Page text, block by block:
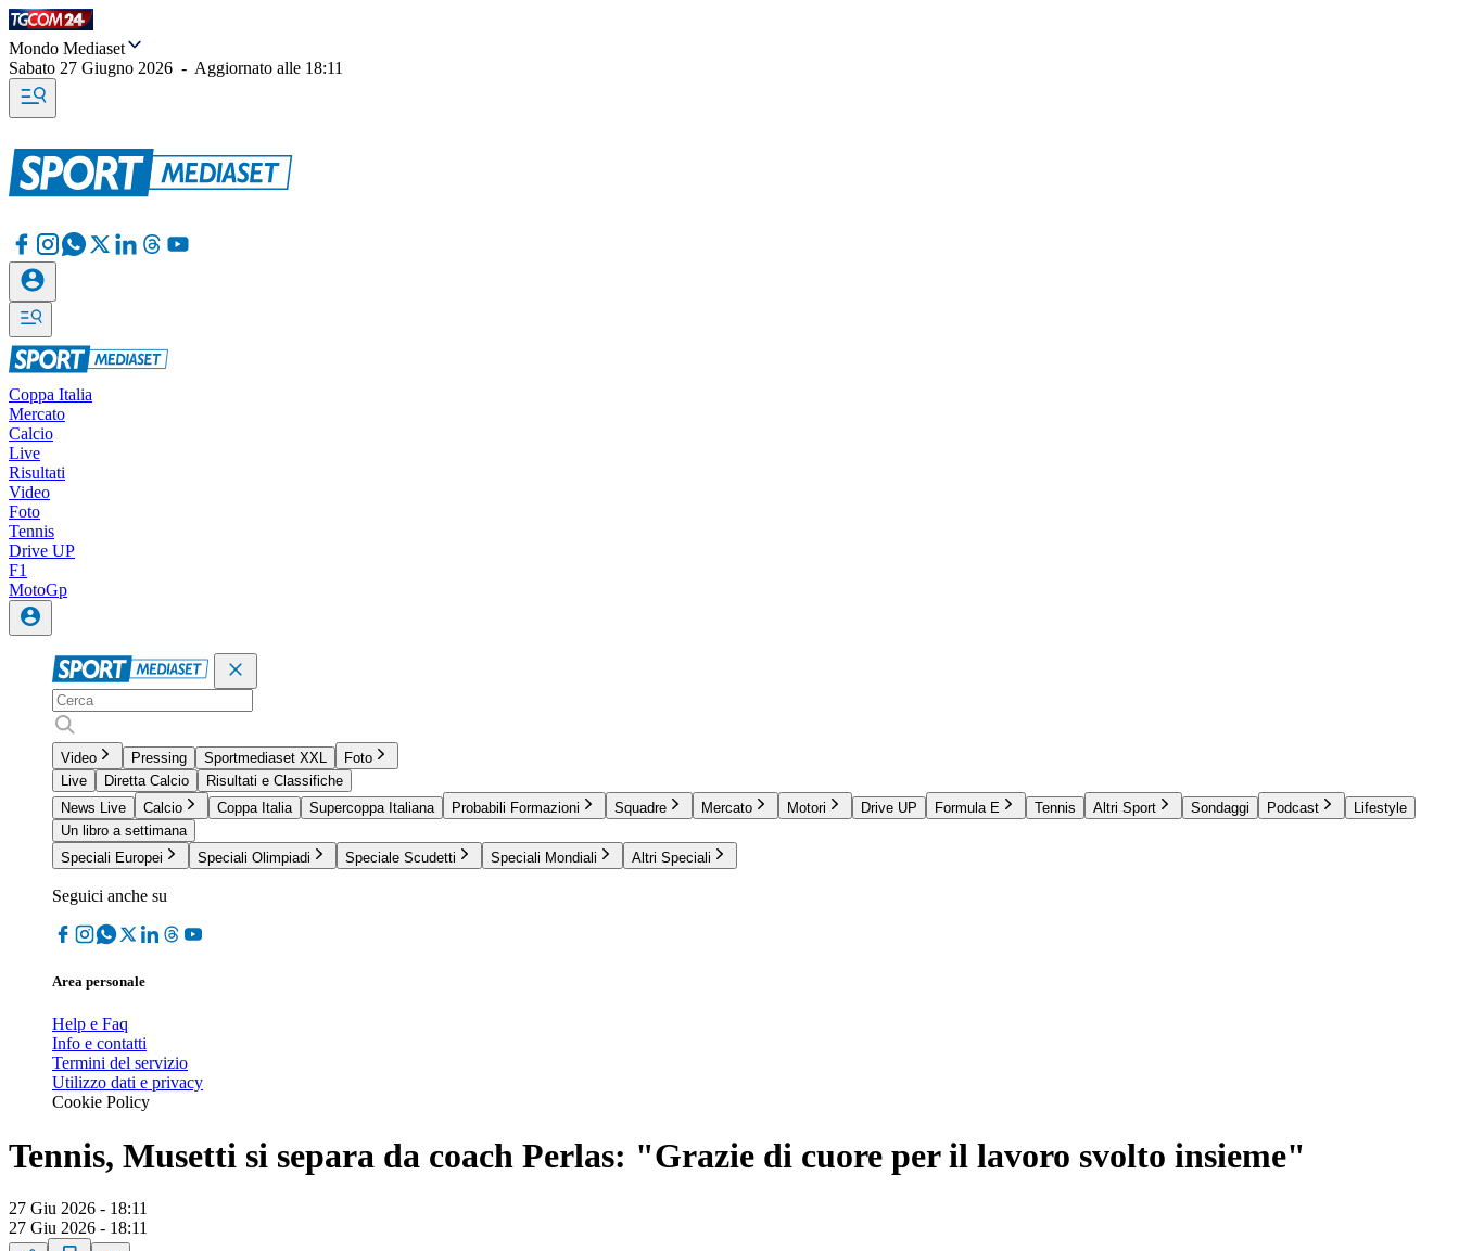
Mondo Mediaset
Sabato 27 Giugno 2026 - Aggiornato alle 18:11
Coppa Italia
Mercato
Calcio
Live
Risultati
Video
Foto
Tennis
Drive UP
F1
MotoGp
Video Pressing Sportmediaset XXL
Foto
Live
Diretta Calcio
Risultati e Classifiche
News Live
Calcio Coppa Italia Supercoppa Italiana Probabili Formazioni Squadre Mercato Motori Drive UP Formula E Tennis Altri Sport Sondaggi Podcast
Lifestyle
Un libro a settimana
Speciali Europei
Speciali Olimpiadi Speciale Scudetti Speciali Mondiali Altri Speciali
Seguici anche su
Area personale
Help e Faq
Info e contatti
Termini del servizio
Utilizzo dati e privacy
Cookie Policy
Tennis, Musetti si separa da coach Perlas: "Grazie di cuore per il lavoro svolto insieme"
27 Giu 2026 - 18:11
27 Giu 2026 - 18:11